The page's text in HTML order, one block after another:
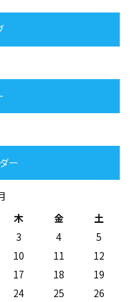
ー
木 金
土
3 4
5
10 11
12
17 18
19
24 25 26